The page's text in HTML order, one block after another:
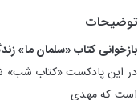
توضیحات
بازخوانی كتاب «سلمان ما»
در این پادكست «كتاب شب»
است كه مهدی